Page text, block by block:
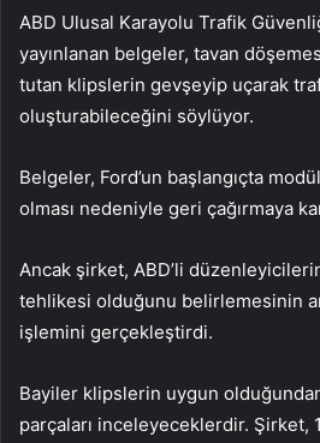
ABD Ulusal Karayolu Trafik
yayınlanan belgeler, tavan
tutan klipslerin gevşeyip uçarak
oluşturabileceğini söylüyor.
Belgeler, Ford’un başlangıçta
olması nedeniyle geri çağırmaya
Ancak şirket, ABD’li
tehlikesi olduğunu belirlemesinin
işlemini gerçekleştirdi.
Bayiler klipslerin uygun
parçaları inceleyeceklerdir. Şirket,